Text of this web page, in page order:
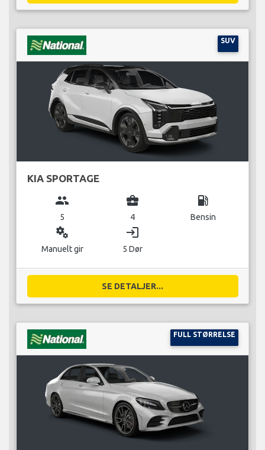
SUV
KIA SPORTAGE
group
5
business_center
4
local_gas_station
Bensin
miscellaneous_services
Manuelt gir
login
5 Dør
SE DETALJER...
FULL STØRRELSE